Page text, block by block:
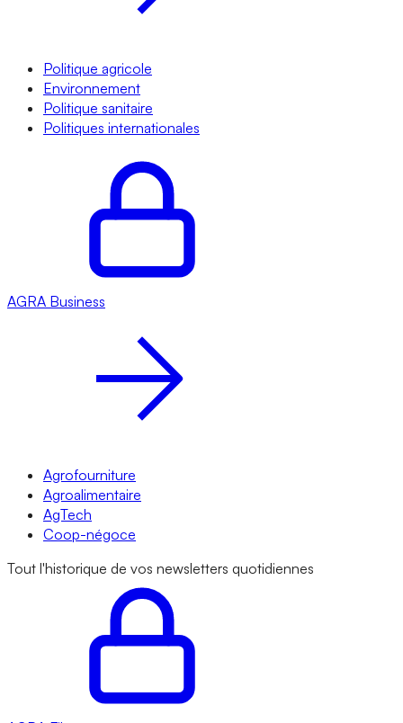
Politique agricole
Environnement
Politique sanitaire
Politiques internationales
AGRA Business
Agrofourniture
Agroalimentaire
AgTech
Coop-négoce
Tout l'historique de vos newsletters quotidiennes